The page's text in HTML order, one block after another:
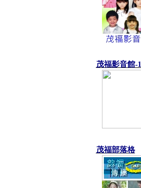
茂福影音館-1
茂福部落格